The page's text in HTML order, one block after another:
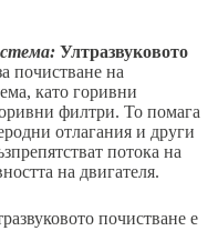
Ултразвуковото
почистване на
като горивни
филтри. То помага
отлагания и други
потока на
на двигателя.
почистване е